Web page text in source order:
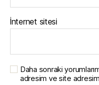
İnternet sitesi
Daha sonraki
adresim ve site